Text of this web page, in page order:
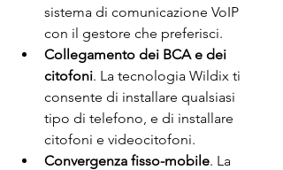
sistema di comunicazione VoIP
con il gestore che preferisci.
Collegamento dei BCA e dei
citofoni. La tecnologia Wildix ti
consente di installare qualsiasi
tipo di telefono, e di installare
citofoni e videocitofoni.
Convergenza fisso-mobile. La